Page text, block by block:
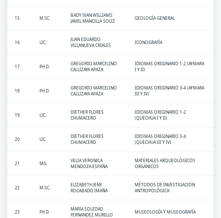
15 M.SC.
BADY IVAN WILLIAMS
JAMIL MANCILLA SOLIZ
GEOLOGÍA GENERAL
16 LIC.
JUAN EDUARDO
VILLANUEVA CRIALES
ICONOGRAFÍA
17 PH.D.
GREGORIO MARCELINO
CALLIZAYA APAZA
IDIOMAS ORIGINARIO 1-2 (AYMARA
I Y II)
18 PH.D.
GREGORIO MARCELINO
CALLIZAYA APAZA
IDIOMAS ORIGINARIO 3-4 (AYMARA
III Y IV)
19 LIC.
DIETHER FLORES
CHUMACERO
IDIOMAS ORIGINARIO 1-2
(QUECHUA I Y II)
20 LIC.
DIETHER FLORES
CHUMACERO
IDIOMAS ORIGINARIO 3-4
(QUECHUA III Y IV)
21 MG.
VELIA VERONICA
MENDOZA ESPAÑA
MATERIALES ARQUEOLÓGICOS
ORGÁNICOS
22 M.SC.
ELIZABETH JENY
ROCABADO IMAÑA
MÉTODOS DE INVESTIGACIÓN
ANTROPOLÓGICA
23 PH.D.
MARIA SOLEDAD
FERNANDEZ MURILLO
MUSEOLOGÍA Y MUSEOGRAFÍA